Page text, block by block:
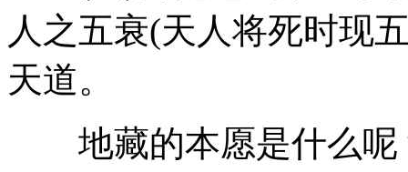
人之五衰(天人将死时现
天道。
地藏的本愿是什么呢